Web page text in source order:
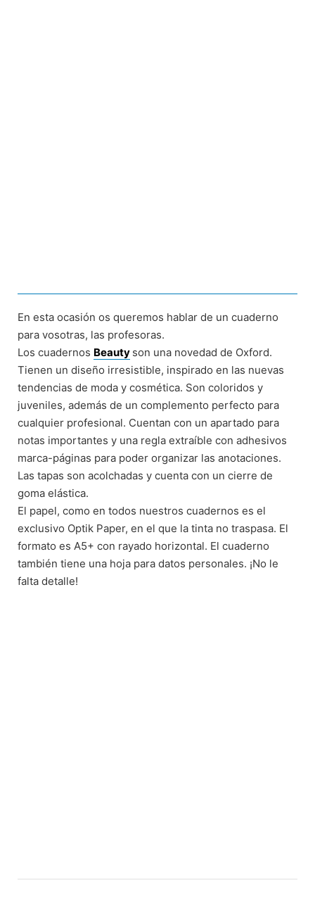
En esta ocasión os queremos hablar de un cuaderno
para vosotras, las profesoras.
Los cuadernos Beauty son una novedad de Oxford.
Tienen un diseño irresistible, inspirado en las nuevas
tendencias de moda y cosmética. Son coloridos y
juveniles, además de un complemento perfecto para
cualquier profesional. Cuentan con un apartado para
notas importantes y una regla extraíble con adhesivos
marca-páginas para poder organizar las anotaciones.
Las tapas son acolchadas y cuenta con un cierre de
goma elástica.
El papel, como en todos nuestros cuadernos es el
exclusivo Optik Paper, en el que la tinta no traspasa. El
formato es A5+ con rayado horizontal. El cuaderno
también tiene una hoja para datos personales. ¡No le
falta detalle!